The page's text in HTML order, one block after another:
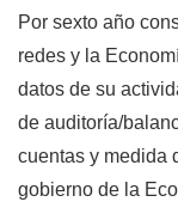
Por sexto año
redes y la
datos de su
de auditoría/
cuentas y medida
gobierno de la